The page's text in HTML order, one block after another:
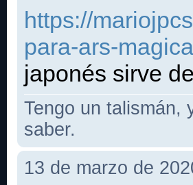
https://
para-ars-
japonés sirve
Tengo un talismán,
saber.
13 de marzo de